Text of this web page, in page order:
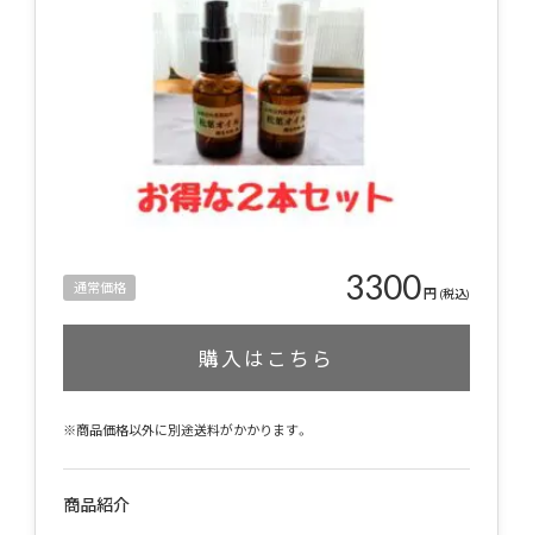
通常価格 3300円 (税込)
購入はこちら
※商品価格以外に別途送料がかかります。
商品紹介